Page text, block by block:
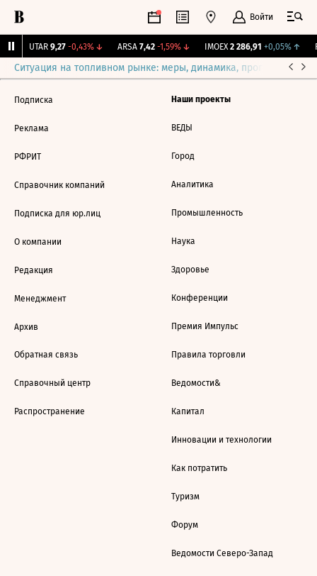
Войти
UTAR 9,27 -0,43%↓ ARSA 7,42 -1,59%↓ IMOEX 2 286,91 +0,05%↑
Ситуация на топливном рынке: меры, динамика, прогнозы
Подписка
Реклама
РФРИТ
Справочник компаний
Подписка для юр.лиц
О компании
Редакция
Менеджмент
Архив
Обратная связь
Справочный центр
Распространение
Наши проекты
ВЕДЫ
Город
Аналитика
Промышленность
Наука
Здоровье
Конференции
Премия Импульс
Правила торговли
Ведомости&
Капитал
Инновации и технологии
Как потратить
Туризм
Форум
Ведомости Северо-Запад